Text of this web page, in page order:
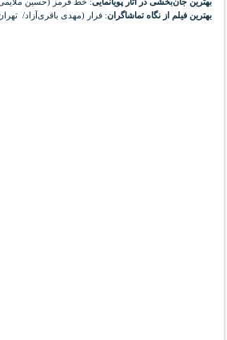
بهترین جان‌بخشی در آثار پویانمایی: خط قرمز (حسین
بهترین فیلم از نگاه تماشاگران: فرار (مهدی باقری‌آزاد/